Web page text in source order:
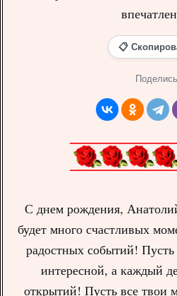
📋
С днем рождения,
будет много счастливых
радостных событий! Пусть
интересной, а каждый
открытий! Пусть все твои